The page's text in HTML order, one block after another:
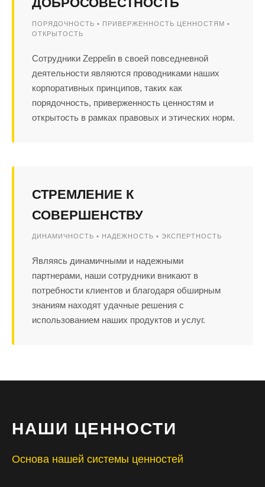
ПОРЯДОЧНОСТЬ • ПРИВЕРЖЕННОСТЬ ЦЕННОСТЯМ •
ОТКРЫТОСТЬ
Сотрудники Zeppelin в своей повседневной
деятельности являются проводниками наших
корпоративных принципов, таких как
порядочность, приверженность ценностям и
открытость в рамках правовых и этических норм.
СТРЕМЛЕНИЕ К
СОВЕРШЕНСТВУ
ДИНАМИЧНОСТЬ • НАДЕЖНОСТЬ • ЭКСПЕРТНОСТЬ
Являясь динамичными и надежными
партнерами, наши сотрудники вникают в
потребности клиентов и благодаря обширным
знаниям находят удачные решения с
использованием наших продуктов и услуг.
НАШИ ЦЕННОСТИ
Основа нашей системы ценностей